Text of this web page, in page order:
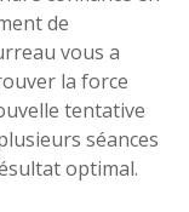
de
vous a
la force
tentative
séances
optimal.